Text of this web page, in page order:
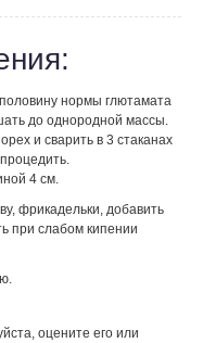
нормы глютамата
до однородной массы.
и сварить в 3 стаканах
4 см.
фрикадельки, добавить
при слабом кипении
оцените его или